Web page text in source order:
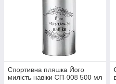
Спортивна пляшка Його
милість навіки СП-008 500 мл